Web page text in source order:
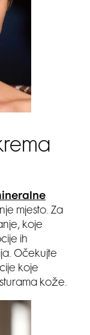
mjesto. Za
koje
ih
Očekujte
koje
kože.